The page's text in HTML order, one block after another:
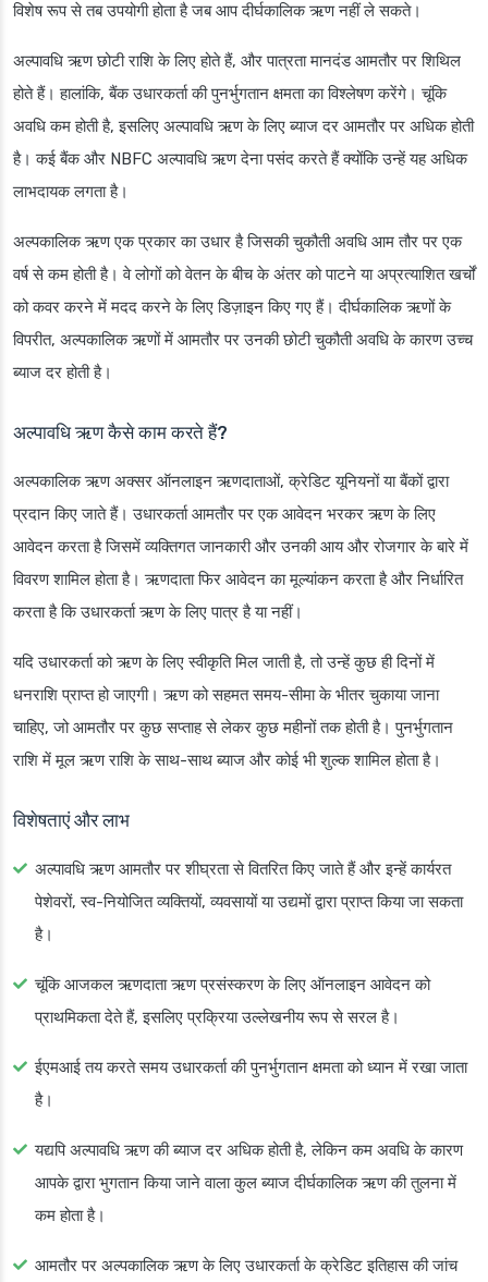
विशेष रूप से तब उपयोगी होता है जब आप दीर्घकालिक ऋण नहीं ले सकते।
अल्पावधि ऋण छोटी राशि के लिए होते हैं, और पात्रता मानदंड आमतौर पर शिथिल
होते हैं। हालांकि, बैंक उधारकर्ता की पुनर्भुगतान क्षमता का विश्लेषण करेंगे। चूंकि
अवधि कम होती है, इसलिए अल्पावधि ऋण के लिए ब्याज दर आमतौर पर अधिक होती
है। कई बैंक और NBFC अल्पावधि ऋण देना पसंद करते हैं क्योंकि उन्हें यह अधिक
लाभदायक लगता है।
अल्पकालिक ऋण एक प्रकार का उधार है जिसकी चुकौती अवधि आम तौर पर एक
वर्ष से कम होती है। वे लोगों को वेतन के बीच के अंतर को पाटने या अप्रत्याशित खर्चों
को कवर करने में मदद करने के लिए डिज़ाइन किए गए हैं। दीर्घकालिक ऋणों के
विपरीत, अल्पकालिक ऋणों में आमतौर पर उनकी छोटी चुकौती अवधि के कारण उच्च
ब्याज दर होती है।
अल्पावधि ऋण कैसे काम करते हैं?
अल्पकालिक ऋण अक्सर ऑनलाइन ऋणदाताओं, क्रेडिट यूनियनों या बैंकों द्वारा
प्रदान किए जाते हैं। उधारकर्ता आमतौर पर एक आवेदन भरकर ऋण के लिए
आवेदन करता है जिसमें व्यक्तिगत जानकारी और उनकी आय और रोजगार के बारे में
विवरण शामिल होता है। ऋणदाता फिर आवेदन का मूल्यांकन करता है और निर्धारित
करता है कि उधारकर्ता ऋण के लिए पात्र है या नहीं।
यदि उधारकर्ता को ऋण के लिए स्वीकृति मिल जाती है, तो उन्हें कुछ ही दिनों में
धनराशि प्राप्त हो जाएगी। ऋण को सहमत समय-सीमा के भीतर चुकाया जाना
चाहिए, जो आमतौर पर कुछ सप्ताह से लेकर कुछ महीनों तक होती है। पुनर्भुगतान
राशि में मूल ऋण राशि के साथ-साथ ब्याज और कोई भी शुल्क शामिल होता है।
विशेषताएं और लाभ
अल्पावधि ऋण आमतौर पर शीघ्रता से वितरित किए जाते हैं और इन्हें कार्यरत
पेशेवरों, स्व-नियोजित व्यक्तियों, व्यवसायों या उद्यमों द्वारा प्राप्त किया जा सकता
है।
चूंकि आजकल ऋणदाता ऋण प्रसंस्करण के लिए ऑनलाइन आवेदन को
प्राथमिकता देते हैं, इसलिए प्रक्रिया उल्लेखनीय रूप से सरल है।
ईएमआई तय करते समय उधारकर्ता की पुनर्भुगतान क्षमता को ध्यान में रखा जाता
है।
यद्यपि अल्पावधि ऋण की ब्याज दर अधिक होती है, लेकिन कम अवधि के कारण
आपके द्वारा भुगतान किया जाने वाला कुल ब्याज दीर्घकालिक ऋण की तुलना में
कम होता है।
आमतौर पर अल्पकालिक ऋण के लिए उधारकर्ता के क्रेडिट इतिहास की जांच